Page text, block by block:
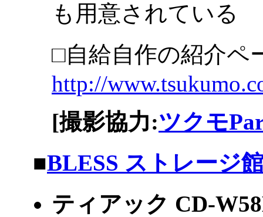
も用意されている
□自給自作の紹介ペ
http://
[撮影協力:ツクモ
■BLESS ストレージ
ティアック CD-